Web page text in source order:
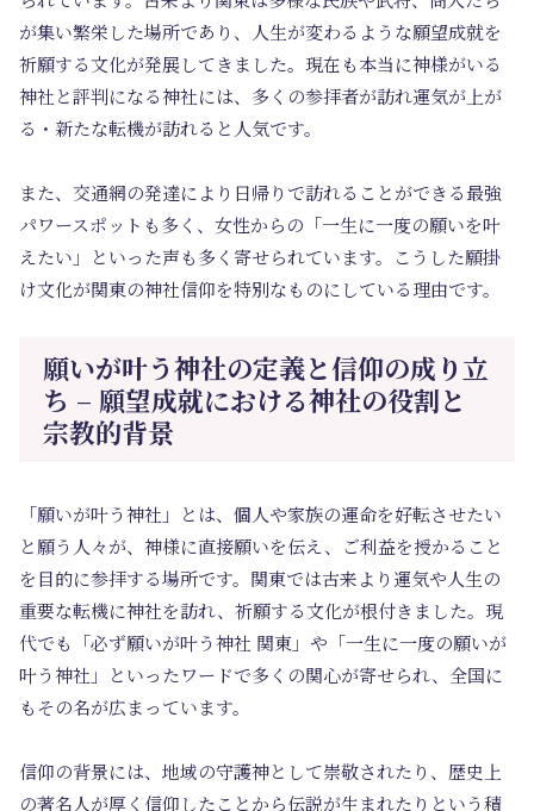
が集い繁栄した場所であり、人生が変わるような願望成就を
祈願する文化が発展してきました。現在も本当に神様がいる
神社と評判になる神社には、多くの参拝者が訪れ運気が上が
る・新たな転機が訪れると人気です。
また、交通網の発達により日帰りで訪れることができる最強
パワースポットも多く、女性からの「一生に一度の願いを叶
えたい」といった声も多く寄せられています。こうした願掛
け文化が関東の神社信仰を特別なものにしている理由です。
願いが叶う神社の定義と信仰の成り立
ち – 願望成就における神社の役割と
宗教的背景
「願いが叶う神社」とは、個人や家族の運命を好転させたい
と願う人々が、神様に直接願いを伝え、ご利益を授かること
を目的に参拝する場所です。関東では古来より運気や人生の
重要な転機に神社を訪れ、祈願する文化が根付きました。現
代でも「必ず願いが叶う神社 関東」や「一生に一度の願いが
叶う神社」といったワードで多くの関心が寄せられ、全国に
もその名が広まっています。
信仰の背景には、地域の守護神として崇敬されたり、歴史上
の著名人が厚く信仰したことから伝説が生まれたりという積